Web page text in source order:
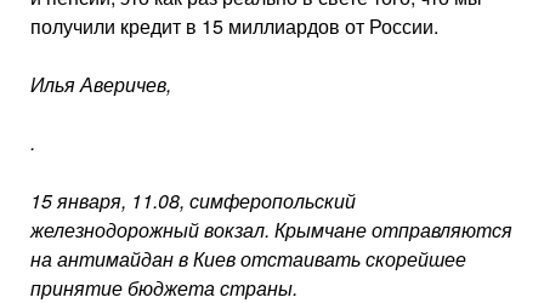
получили кре­дит в 15 миллиардов от России.
Илья Аверичев,
.
15 января, 11.08, симферопольский
железнодорожный вокзал. Крымчане отправляются
на антимайдан в Киев отстаивать скорейшее
принятие бюджета страны.